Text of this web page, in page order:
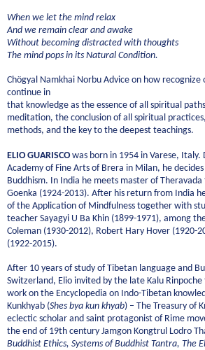
When we let the mind relax
And we remain clear and awake
Without becoming distracted with thoughts
The mind pops in its Natural Condition.
Chögyal Namkhai Norbu Advice on how recognize
continue in
that knowledge as the essence of all spiritual
meditation, the conclusion of all spiritual
methods, and the key to the deepest teachings.
ELIO GUARISCOwas born in 1954 in Varese, Italy.
Academy of Fine Arts of Brera in Milan, he
Buddhism. In India he meets master of
Goenka (1924-2013). After his return from India
of the Application of Mindfulness together with
teacher Sayagyi U Ba Khin (1899-1971), among
Coleman (1930-2012), Robert Hary Hover (1920-
(1922-2015).
After 10 years of study of Tibetan language and
Switzerland, Elio invited by the late Kalu
work on the Encyclopedia on Indo-Tibetan
Kunkhyab (Shes bya kun khyab) – The Treasury of
eclectic scholar and saint protagonist of Rime
the end of 19th century Jamgon Kongtrul Lodro
Buddhist Ethics, Systems of Buddhist Tantra, The